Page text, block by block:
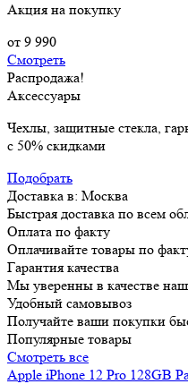
Акция на покупку
от 9 990
Смотреть
Распродажа!
Аксессуары
Чехлы, защитные стекла,
с 50% скидками
Подобрать
Доставка в: Москва
Быстрая доставка по всем
Оплата по факту
Оплачивайте товары по
Гарантия качества
Мы уверенны в качестве
Удобный самовывоз
Получайте ваши покупки
Популярные товары
Смотреть все
Apple iPhone 12 Pro 128GB